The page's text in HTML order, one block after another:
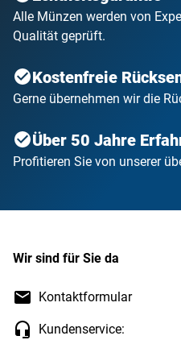
Alle Münzen werden von
Qualität geprüft.
Kostenfreie
Gerne übernehmen wir die
Über 50 Jahre
Profitieren Sie von unserer
Wir sind für Sie da
Kontaktformular
Kundenservice: